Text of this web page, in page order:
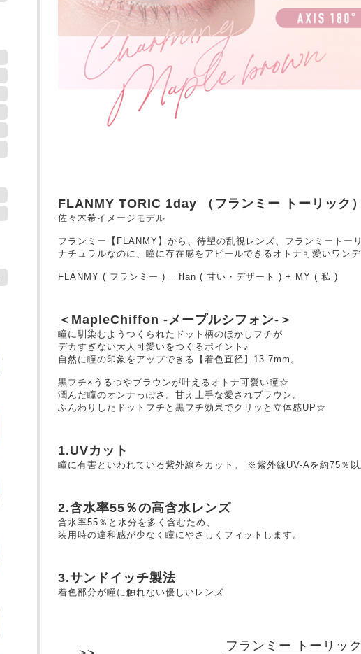
FLANMY TORIC 1day （フランミー トーリック
佐々木希イメージモデル
フランミー【FLANMY】から、待望の乱視レンズ、フランミートー
ナチュラルなのに、瞳に存在感をアピールできるオトナ可愛いワン
FLANMY ( フランミー ) = flan ( 甘い・デザート ) + MY ( 私 )
＜MapleChiffon -メープルシフォン-＞
瞳に馴染むようつくられたドット柄のぼかしフチが
デカすぎない大人可愛いをつくるポイント♪
自然に瞳の印象をアップできる【着色直径】13.7mm。
黒フチ×うるつやブラウンが叶えるオトナ可愛い瞳☆
潤んだ瞳のオンナっぽさ。甘え上手な愛されブラウン。
ふんわりしたドットフチと黒フチ効果でクリッと立体感UP☆
1.UVカット
瞳に有害といわれている紫外線をカット。 ※紫外線UV-Aを約75％
2.含水率55％の高含水レンズ
含水率55％と水分を多く含むため、
装用時の違和感が少なく瞳にやさしくフィットします。
3.サンドイッチ製法
着色部分が瞳に触れない優しいレンズ
フランミー トーリッ